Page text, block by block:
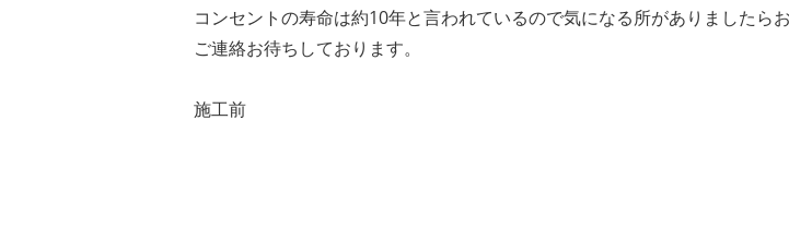
コンセントの寿命は約10年と言われているので気になる所がありました
ご連絡お待ちしております。
施工前